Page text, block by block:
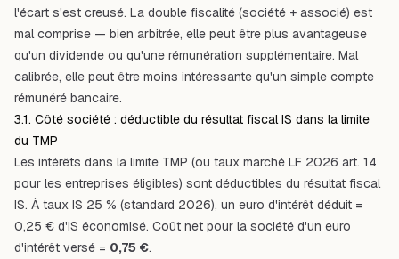
l'écart s'est creusé. La double fiscalité (société + associé) est
mal comprise — bien arbitrée, elle peut être plus avantageuse
qu'un dividende ou qu'une rémunération supplémentaire. Mal
calibrée, elle peut être moins intéressante qu'un simple compte
rémunéré bancaire.
3.1. Côté société : déductible du résultat fiscal IS dans la limite
du TMP
Les intérêts dans la limite TMP (ou taux marché LF 2026 art. 14
pour les entreprises éligibles) sont déductibles du résultat fiscal
IS. À taux IS 25 % (standard 2026), un euro d'intérêt déduit =
0,25 € d'IS économisé. Coût net pour la société d'un euro
d'intérêt versé = 0,75 €.